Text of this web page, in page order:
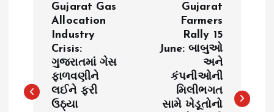
t
Gujarat Gas
Allocation
Industry
Crisis:
ગુજરાતમાં ગેસ
ફાળવણીને
લઈને ફરી
ઉઠ્યા
Gujarat
Farmers
Rally 15
June: બાબુઓ
અને
કંપનીઓની
મિલીભગત
સામે ખેડૂતોનો